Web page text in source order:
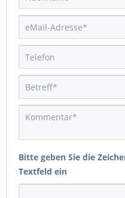
Bitte geben Sie die
Textfeld ein